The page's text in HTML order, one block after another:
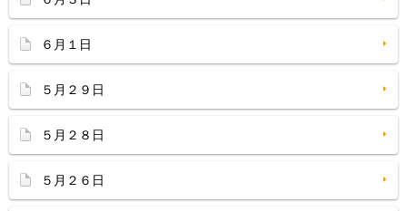
６月１日
５月２９日
５月２８日
５月２６日